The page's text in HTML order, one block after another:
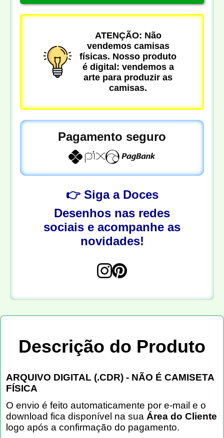
ATENÇÃO: Não
vendemos camisas
físicas. Nosso produto
é digital: vendemos a
arte para produzir as
camisas.
Pagamento seguro
👉 Siga a Doces
Desenhos nas redes
sociais e acompanhe as
novidades!
Descrição do Produto
ARQUIVO DIGITAL (.CDR) - NÃO É CAMISETA
FÍSICA
O envio é feito automaticamente por e-mail e o
download fica disponível na sua Área do Cliente
logo após a confirmação do pagamento.